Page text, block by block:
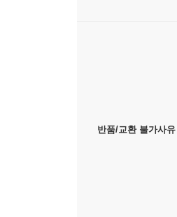
반품/교환 불가사유